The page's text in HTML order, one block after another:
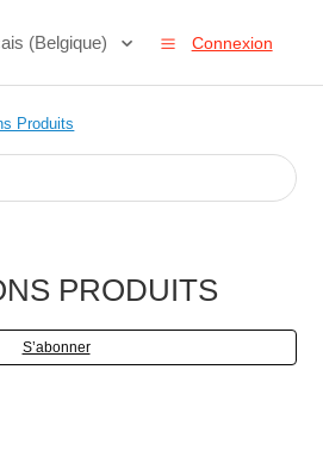
(Belgique) Connexion
Produits
PRODUITS
S’abonner